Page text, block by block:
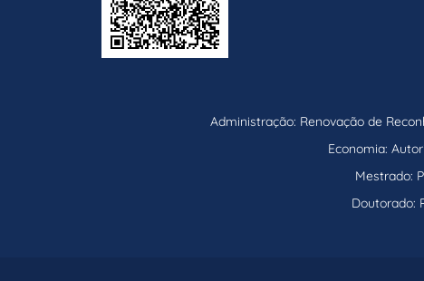
Administração: Renovação de
Economia:
Mestrado:
Doutorado: